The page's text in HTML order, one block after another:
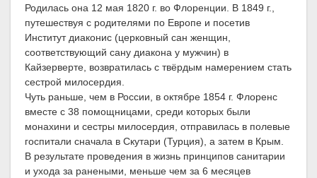
Родилась она 12 мая 1820 г. во Флоренции. В 1849 г.,
путешествуя с родителями по Европе и посетив
Институт диаконис (церковный сан женщин,
соответствующий сану диакона у мужчин) в
Кайзерверте, возвратилась с твёрдым намерением стать
сестрой милосердия.
Чуть раньше, чем в России, в октябре 1854 г. Флоренс
вместе с 38 помощницами, среди которых были
монахини и сестры милосердия, отправилась в полевые
госпитали сначала в Скутари (Турция), а затем в Крым.
В результате проведения в жизнь принципов санитарии
и ухода за ранеными, меньше чем за 6 месяцев